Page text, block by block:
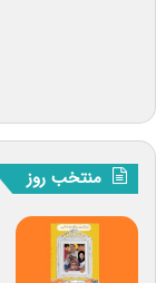
منتخب روز